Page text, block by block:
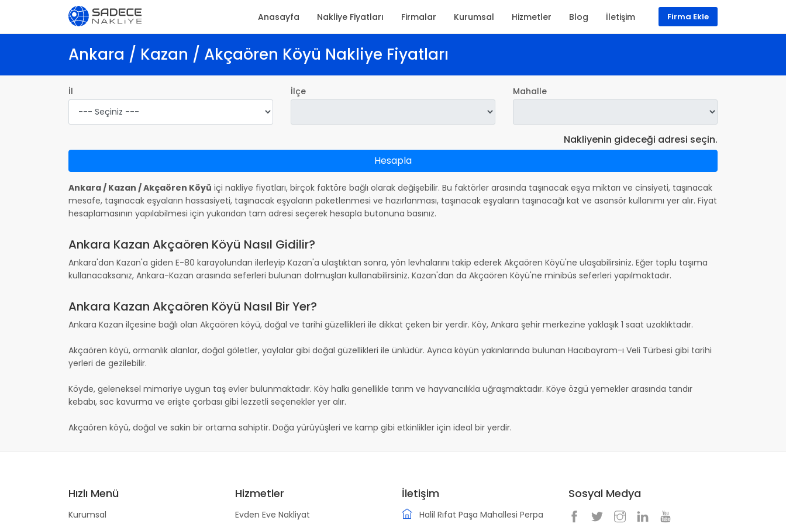
Ankara / Kazan / Akçaören Köyü Nakliye Fiyatları
İl İlçe Mahalle
Nakliyenin gideceği adresi seçin.
Hesapla
Ankara / Kazan / Akçaören Köyü içi nakliye fiyatları, birçok faktöre bağlı olarak değişebilir. Bu faktörler arasında taşınacak eşya miktarı ve cinsiyeti, taşınacak
mesafe, taşınacak eşyaların hassasiyeti, taşınacak eşyaların paketlenmesi ve hazırlanması, taşınacak eşyaların taşınacağı kat ve asansör kullanımı yer alır. Fiyat
hesaplamasının yapılabilmesi için yukarıdan tam adresi seçerek hesapla butonuna basınız.
Ankara Kazan Akçaören Köyü Nasıl Gidilir?
Ankara'dan Kazan'a giden E-80 karayolundan ilerleyip Kazan'a ulaştıktan sonra, yön levhalarını takip ederek Akçaören Köyü'ne ulaşabilirsiniz. Eğer toplu taşıma
kullanacaksanız, Ankara-Kazan arasında seferleri bulunan dolmuşları kullanabilirsiniz. Kazan'dan da Akçaören Köyü'ne minibüs seferleri yapılmaktadır.
Ankara Kazan Akçaören Köyü Nasıl Bir Yer?
Ankara Kazan ilçesine bağlı olan Akçaören köyü, doğal ve tarihi güzellikleri ile dikkat çeken bir yerdir. Köy, Ankara şehir merkezine yaklaşık 1 saat uzaklıktadır.
Akçaören köyü, ormanlık alanlar, doğal göletler, yaylalar gibi doğal güzellikleri ile ünlüdür. Ayrıca köyün yakınlarında bulunan Hacıbayram-ı Veli Türbesi gibi tarihi
yerleri de gezilebilir.
Köyde, geleneksel mimariye uygun taş evler bulunmaktadır. Köy halkı genellikle tarım ve hayvancılıkla uğraşmaktadır. Köye özgü yemekler arasında tandır
kebabı, sac kavurma ve erişte çorbası gibi lezzetli seçenekler yer alır.
Akçaören köyü, doğal ve sakin bir ortama sahiptir. Doğa yürüyüşleri ve kamp gibi etkinlikler için ideal bir yerdir.
Hızlı Menü
Kurumsal
Hizmetler
Evden Eve Nakliyat
İletişim
Halil Rıfat Paşa Mahallesi Perpa
Sosyal Medya
Firma Ekle
Anasayfa Nakliye Fiyatları Firmalar Kurumsal Hizmetler Blog İletişim